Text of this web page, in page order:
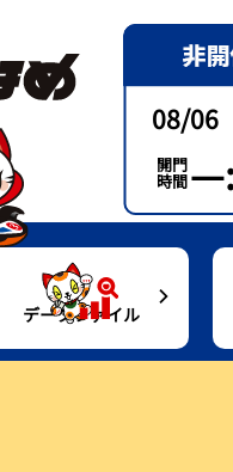
08/06
開門
時間
データファイル